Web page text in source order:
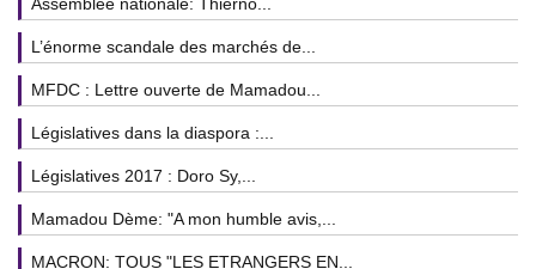
L’énorme scandale des marchés de...
MFDC : Lettre ouverte de Mamadou...
Législatives dans la diaspora :...
Législatives 2017 : Doro Sy,...
Mamadou Dème: "A mon humble avis,...
MACRON: TOUS "LES ETRANGERS EN...